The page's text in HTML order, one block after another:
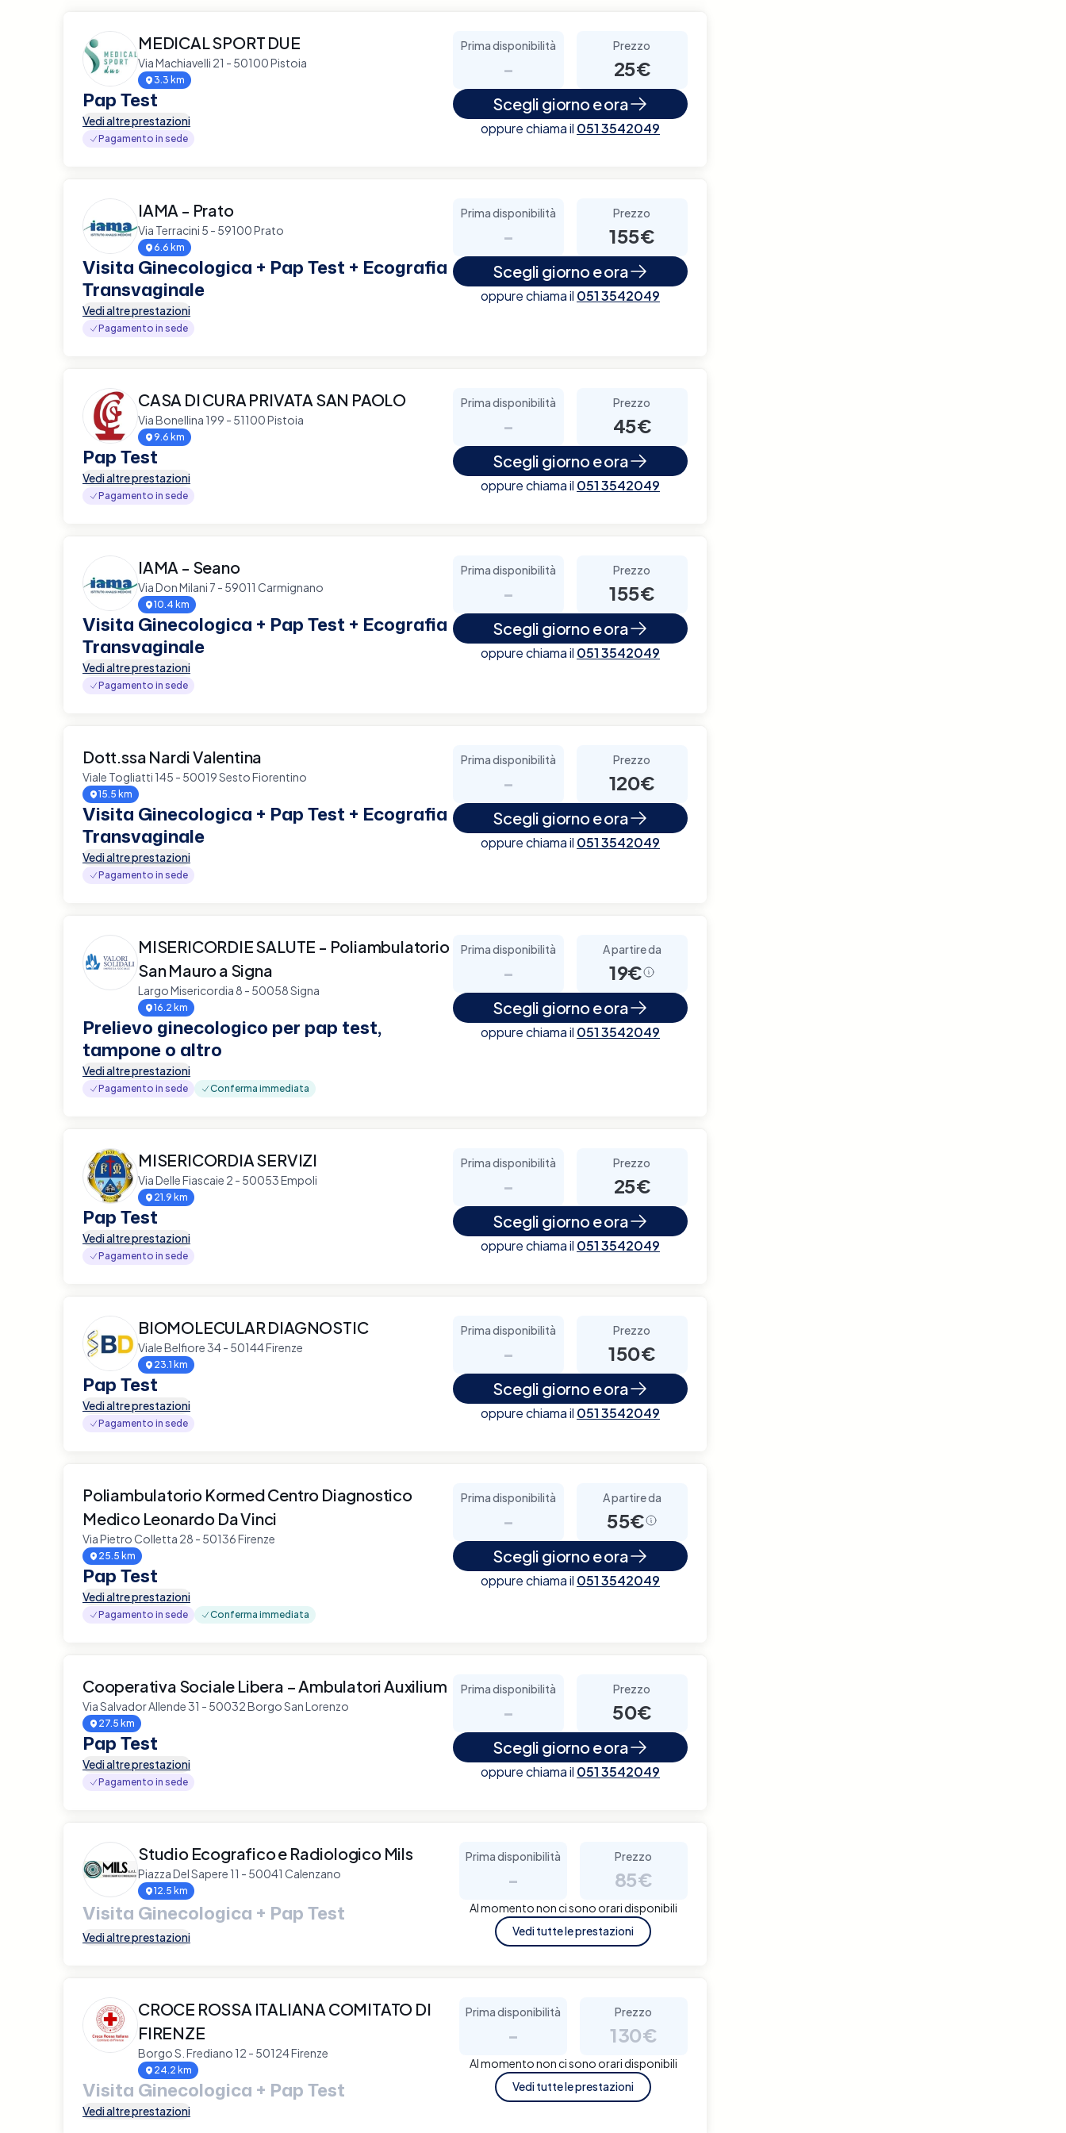
MEDICAL SPORT DUE
Via Machiavelli 21 - 50100 Pistoia
3.3 km
Pap Test
Vedi altre prestazioni
Pagamento in sede
Prima disponibilità
-
Prezzo
25€
Scegli giorno e ora
oppure chiama il 051 3542049
IAMA - Prato
Via Terracini 5 - 59100 Prato
6.6 km
Visita Ginecologica + Pap Test + Ecografia
Transvaginale
Vedi altre prestazioni
Pagamento in sede
Prima disponibilità
-
Prezzo
155€
Scegli giorno e ora
oppure chiama il 051 3542049
CASA DI CURA PRIVATA SAN PAOLO
Via Bonellina 199 - 51100 Pistoia
9.6 km
Pap Test
Vedi altre prestazioni
Pagamento in sede
Prima disponibilità
-
Prezzo
45€
Scegli giorno e ora
oppure chiama il 051 3542049
IAMA - Seano
Via Don Milani 7 - 59011 Carmignano
10.4 km
Visita Ginecologica + Pap Test + Ecografia
Transvaginale
Vedi altre prestazioni
Pagamento in sede
Prima disponibilità
-
Prezzo
155€
Scegli giorno e ora
oppure chiama il 051 3542049
Dott.ssa Nardi Valentina
Viale Togliatti 145 - 50019 Sesto Fiorentino
15.5 km
Visita Ginecologica + Pap Test + Ecografia
Transvaginale
Vedi altre prestazioni
Pagamento in sede
Prima disponibilità
-
Prezzo
120€
Scegli giorno e ora
oppure chiama il 051 3542049
MISERICORDIE SALUTE - Poliambulatorio
San Mauro a Signa
Largo Misericordia 8 - 50058 Signa
16.2 km
Prelievo ginecologico per pap test,
tampone o altro
Vedi altre prestazioni
Pagamento in sede Conferma immediata
Prima disponibilità
-
A partire da
19€
Scegli giorno e ora
oppure chiama il 051 3542049
MISERICORDIA SERVIZI
Via Delle Fiascaie 2 - 50053 Empoli
21.9 km
Pap Test
Vedi altre prestazioni
Pagamento in sede
Prima disponibilità
-
Prezzo
25€
Scegli giorno e ora
oppure chiama il 051 3542049
BIOMOLECULAR DIAGNOSTIC
Viale Belfiore 34 - 50144 Firenze
23.1 km
Pap Test
Vedi altre prestazioni
Pagamento in sede
Prima disponibilità
-
Prezzo
150€
Scegli giorno e ora
oppure chiama il 051 3542049
Poliambulatorio Kormed Centro Diagnostico
Medico Leonardo Da Vinci
Via Pietro Colletta 28 - 50136 Firenze
25.5 km
Pap Test
Vedi altre prestazioni
Pagamento in sede Conferma immediata
Prima disponibilità
-
A partire da
55€
Scegli giorno e ora
oppure chiama il 051 3542049
Cooperativa Sociale Libera – Ambulatori Auxilium
Via Salvador Allende 31 - 50032 Borgo San Lorenzo
27.5 km
Pap Test
Vedi altre prestazioni
Pagamento in sede
Prima disponibilità
-
Prezzo
50€
Scegli giorno e ora
oppure chiama il 051 3542049
Studio Ecografico e Radiologico Mils
Piazza Del Sapere 11 - 50041 Calenzano
12.5 km
Visita Ginecologica + Pap Test
Vedi altre prestazioni
Prima disponibilità
-
Prezzo
85€
Al momento non ci sono orari disponibili
Vedi tutte le prestazioni
CROCE ROSSA ITALIANA COMITATO DI
FIRENZE
Borgo S. Frediano 12 - 50124 Firenze
24.2 km
Visita Ginecologica + Pap Test
Vedi altre prestazioni
Prima disponibilità
-
Prezzo
130€
Al momento non ci sono orari disponibili
Vedi tutte le prestazioni